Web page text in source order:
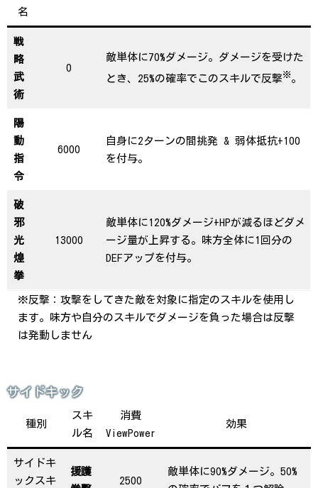
名
戦
略
武
術
0
敵単体に70%ダメージ。ダメージを受けた
とき、25%の確率でこのスキルで反撃※。
陽
動
指
令
6000
自身に2ターンの間挑発 & 弱体抵抗+100
を付与。
破
邪
光
煌
拳
13000
敵単体に120%ダメージ+HPが減るほどダメ
ージ量が上昇する。味方全体に1回分の
DEFアップを付与。
※反撃：攻撃をしてきた敵を対象に指定のスキルを使用し
ます。味方や自分のスキルでダメージを負った場合は反撃
は発動しません
サイドキック
種別
スキ
ル名
消費
ViewPower
効果
サイドキ
ックスキ
援護
2500
敵単体に90%ダメージ。50%